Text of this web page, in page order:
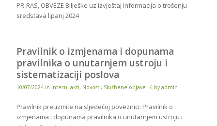
PR-RAS, OBVEZE Bilješke uz izvještaj Informacija o trošenju
sredstava lipanj 2024
Pravilnik o izmjenama i dopunama
pravilnika o unutarnjem ustroju i
sistematizaciji poslova
10/07/2024 in Interni akti, Novosti, Službene objave / by admin
Pravilnik preuzmite na sljedećoj poveznici: Pravilnik o
izmjenama i dopunama pravilnika o unutarnjem ustroju i